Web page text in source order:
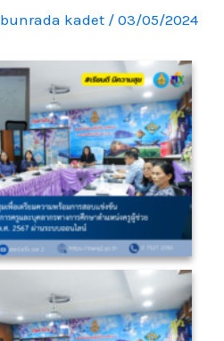
bunrada kadet / 03/05/2024